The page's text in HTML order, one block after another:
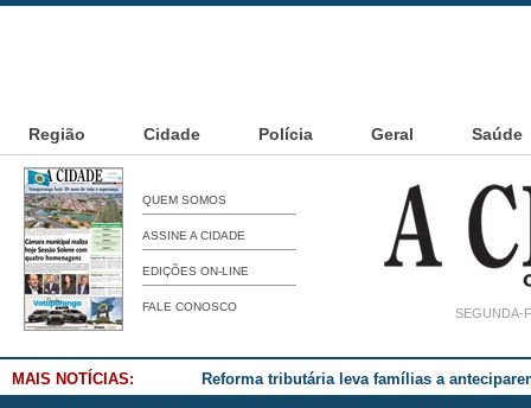
Região Cidade Polícia Geral Saúde
QUEM SOMOS
ASSINE A CIDADE
EDIÇÕES ON-LINE
FALE CONOSCO SEGUNDA-
MAIS NOTÍCIAS: Reforma tributária leva famílias a